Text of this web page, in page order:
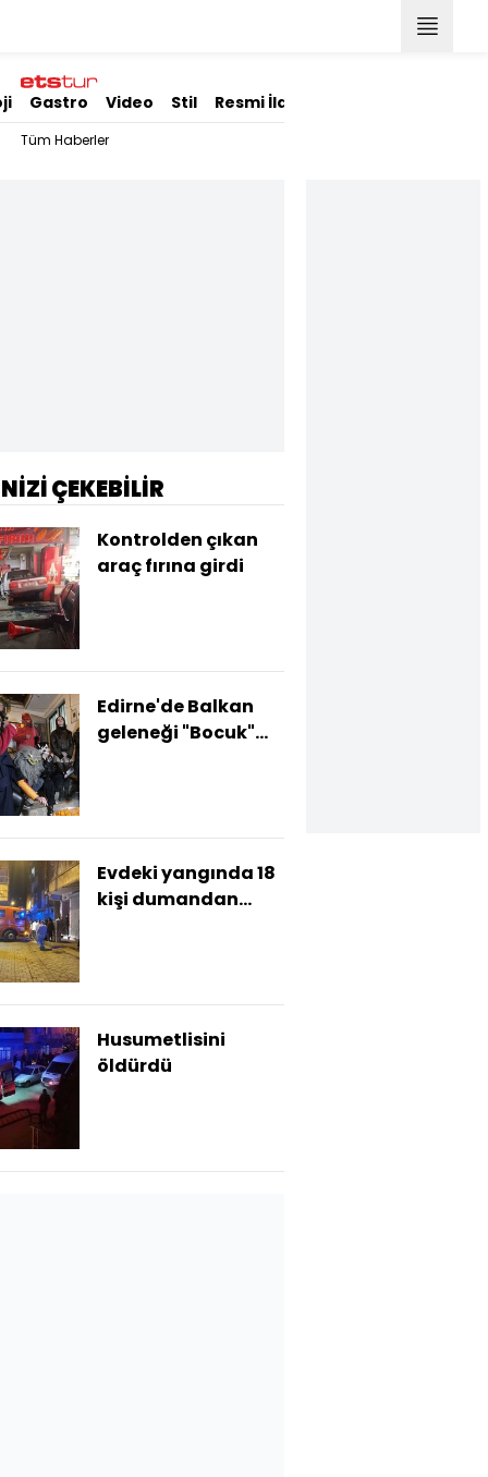
Gastro Video Stil Resmi İlanlar
Tüm Haberler
ÇEKEBİLİR
Kontrolden çıkan
araç fırına girdi
Edirne'de Balkan
geleneği "Bocuk"
Evdeki yangında 18
kişi dumandan
Husumetlisini
öldürdü